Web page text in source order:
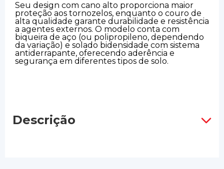
Seu design com cano alto proporciona maior
proteção aos tornozelos, enquanto o couro de
alta qualidade garante durabilidade e resistência
a agentes externos. O modelo conta com
biqueira de aço (ou polipropileno, dependendo
da variação) e solado bidensidade com sistema
antiderrapante, oferecendo aderência e
segurança em diferentes tipos de solo.
Descrição